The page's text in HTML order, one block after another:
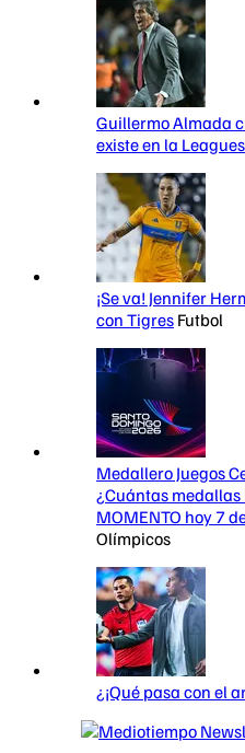
Guillermo Almada
existe en la
¡Se va! Jennifer
con Tigres Futbol
Medallero Juegos
¿Cuántas medallas
MOMENTO hoy 7
Olímpicos
¿¡Qué pasa con el